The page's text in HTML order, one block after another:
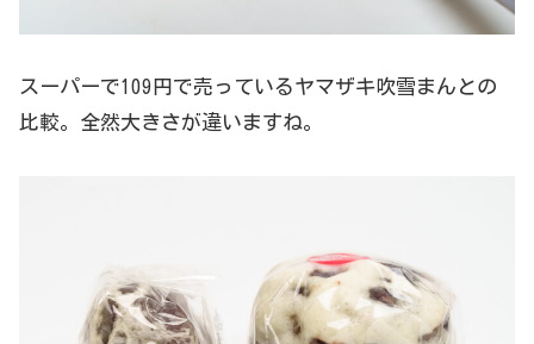
スーパーで109円で売っているヤマザキ吹雪まんとの
比較。全然大きさが違いますね。